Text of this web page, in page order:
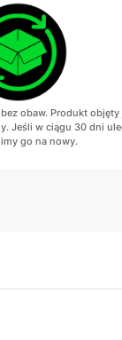
obaw. Produkt
Jeśli w ciągu 30 dni
go na nowy.